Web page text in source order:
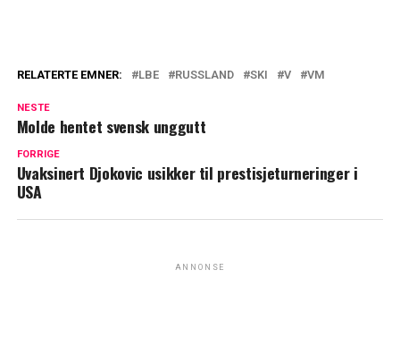
RELATERTE EMNER: LBE RUSSLAND SKI V VM
NESTE
Molde hentet svensk unggutt
FORRIGE
Uvaksinert Djokovic usikker til prestisjeturneringer i
USA
ANNONSE